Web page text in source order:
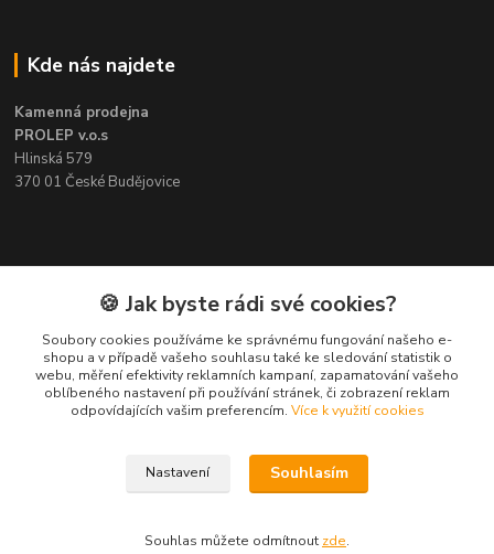
Kde nás najdete
Kamenná prodejna
PROLEP v.o.s
Hlinská 579
370 01 České Budějovice
Kontakt
Pavel Šedivý
+420 602 148 895
Pracovní doba PO - PÁ: 8,00-16,30
🍪 Jak byste rádi své cookies?
Soubory cookies používáme ke správnému fungování našeho e-
shopu a v případě vašeho souhlasu také ke sledování statistik o
webu, měření efektivity reklamních kampaní, zapamatování vašeho
oblíbeného nastavení při používání stránek, či zobrazení reklam
odpovídajících vašim preferencím. Více k využití cookies
Nastavení Souhlasím
Souhlas můžete odmítnout zde.